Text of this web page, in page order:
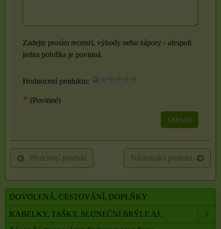
Zadejte prosím recenzi, výhody nebo zápory - alespoň
jedna položka je povinná.
Hodnocení produktu:
* (Povinné)
Odeslat
Předchozí produkt Následující produkt
DOVOLENÁ, CESTOVÁNÍ, DOPLŇKY
KABELKY, TAŠKY, SLUNEČNÍ BRÝLE AJ.